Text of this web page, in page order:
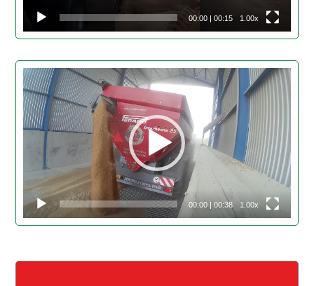
00:00| 00:15 1.00x
Video
přehrávač
00:00| 00:38 1.00x